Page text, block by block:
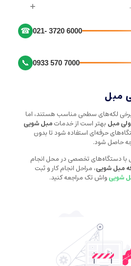
☎ 021- 3720 6000
📞 0933 570 7000
مبل
لکه‌های سطحی مناسب هستند، اما
مبل بهتر است از خدماتمبل شویی
حرفه‌ای استفاده شود تا بدون
حاصل شود.
دستگاه‌های تخصصی در محل انجام
مبل شویی، مراحل انجام کار و ثبت
شوییواش تک مراجعه کنید.